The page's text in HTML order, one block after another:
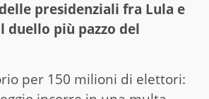
presidenziali fra Lula e
duello più pazzo del
per 150 milioni di elettori: